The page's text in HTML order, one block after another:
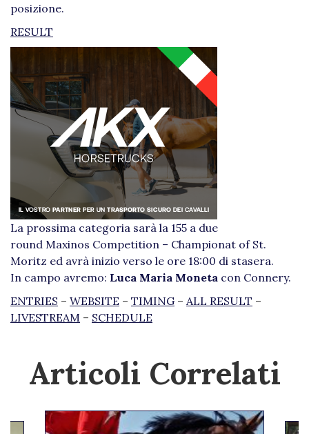
posizione.
RESULT
La prossima categoria sarà la 155 a due
round Maxinos Competition – Championat of St.
Moritz ed avrà inizio verso le ore 18:00 di stasera.
In campo avremo: Luca Maria Moneta con Connery.
ENTRIES – WEBSITE – TIMING – ALL RESULT –
LIVESTREAM – SCHEDULE
Articoli Correlati